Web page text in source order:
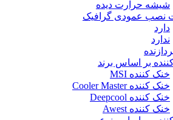
شیشه حرارت دیده
نصب عمودی گرافیک
دارد
ندارد
بر اساس برند
خنک کننده MSI
خنک کننده Cooler Master
خنک کننده Deepcool
خنک کننده Awest